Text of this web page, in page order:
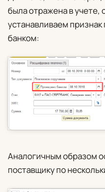
была отражена в учете,
устанавливаем
банком:
Аналогичным образом
поставщику по